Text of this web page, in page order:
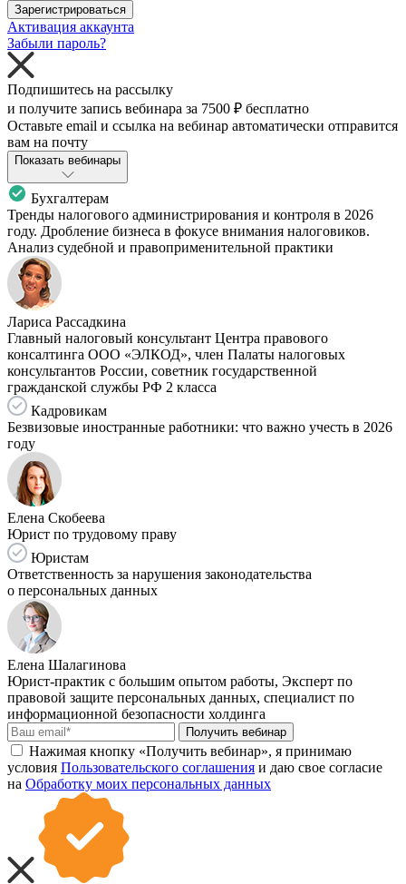
Зарегистрироваться
Активация аккаунта
Забыли пароль?
Подпишитесь на рассылку
и получите запись вебинара за 7500 ₽ бесплатно
Оставьте email и ссылка на вебинар автоматически отправится
вам на почту
Показать вебинары
Бухгалтерам
Тренды налогового администрирования и контроля в 2026
году. Дробление бизнеса в фокусе внимания налоговиков.
Анализ судебной и правоприменительной практики
Лариса Рассадкина
Главный налоговый консультант Центра правового
консалтинга ООО «ЭЛКОД», член Палаты налоговых
консультантов России, советник государственной
гражданской службы РФ 2 класса
Кадровикам
Безвизовые иностранные работники: что важно учесть в 2026
году
Елена Скобеева
Юрист по трудовому праву
Юристам
Ответственность за нарушения законодательства
о персональных данных
Елена Шалагинова
Юрист-практик с большим опытом работы, Эксперт по
правовой защите персональных данных, специалист по
информационной безопасности холдинга
Получить вебинар
Нажимая кнопку «Получить вебинар», я принимаю
условия Пользовательского соглашения и даю свое согласие
на Обработку моих персональных данных